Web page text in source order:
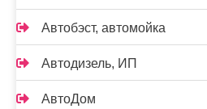
Автобэст, автомойка
Автодизель, ИП
АвтоДом